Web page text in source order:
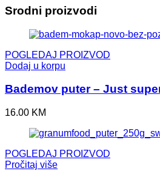
Srodni proizvodi
POGLEDAJ PROIZVOD
Dodaj u korpu
Bademov puter – Just
16.00 KM
POGLEDAJ PROIZVOD
Pročitaj više